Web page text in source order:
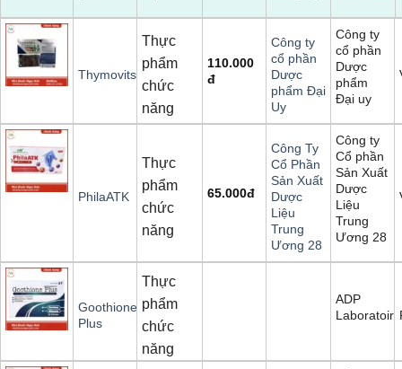
Thymovits
Thực
phẩm
chức
năng
110.000
đ
Công ty
cổ phần
Dược
phẩm Đại
Uy
Công ty
cổ phần
Dược
phẩm
Đại uy
PhilaATK
Thực
phẩm
chức
năng
65.000đ
Công Ty
Cổ Phần
Sản Xuất
Dược
Liệu
Trung
Ương 28
Công ty
Cổ phần
Sản Xuất
Dược
Liệu
Trung
Ương 28
Goothione
Plus
Thực
phẩm
chức
năng
ADP
Laboratoire